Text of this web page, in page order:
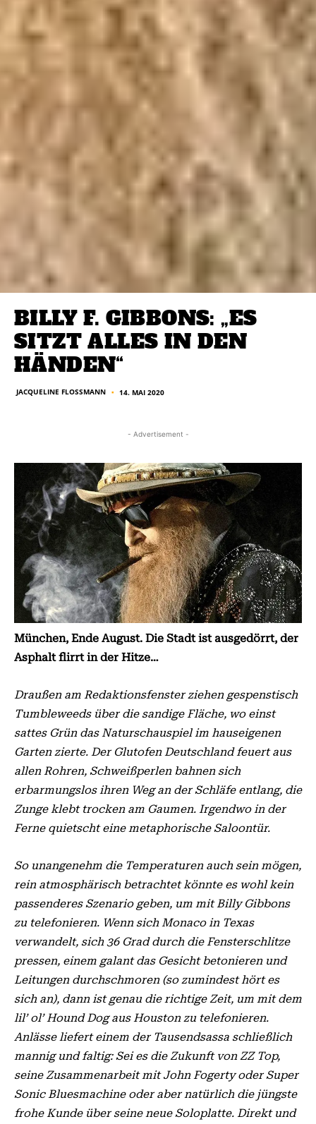
BILLY F. GIBBONS: „ES
SITZT ALLES IN DEN
HÄNDEN“
JACQUELINE FLOSSMANN ■ 14. MAI 2020
- Advertisement -
München, Ende August. Die Stadt ist ausgedörrt, der
Asphalt flirrt in der Hitze…
Draußen am Redaktionsfenster ziehen gespenstisch
Tumbleweeds über die sandige Fläche, wo einst
sattes Grün das Naturschauspiel im hauseigenen
Garten zierte. Der Glutofen Deutschland feuert aus
allen Rohren, Schweißperlen bahnen sich
erbarmungslos ihren Weg an der Schläfe entlang, die
Zunge klebt trocken am Gaumen. Irgendwo in der
Ferne quietscht eine metaphorische Saloontür.
So unangenehm die Temperaturen auch sein mögen,
rein atmosphärisch betrachtet könnte es wohl kein
passenderes Szenario geben, um mit Billy Gibbons
zu telefonieren. Wenn sich Monaco in Texas
verwandelt, sich 36 Grad durch die Fensterschlitze
pressen, einem galant das Gesicht betonieren und
Leitungen durchschmoren (so zumindest hört es
sich an), dann ist genau die richtige Zeit, um mit dem
lil’ ol’ Hound Dog aus Houston zu telefonieren.
Anlässe liefert einem der Tausendsassa schließlich
mannig und faltig: Sei es die Zukunft von ZZ Top,
seine Zusammenarbeit mit John Fogerty oder Super
Sonic Bluesmachine oder aber natürlich die jüngste
frohe Kunde über seine neue Soloplatte. Direkt und